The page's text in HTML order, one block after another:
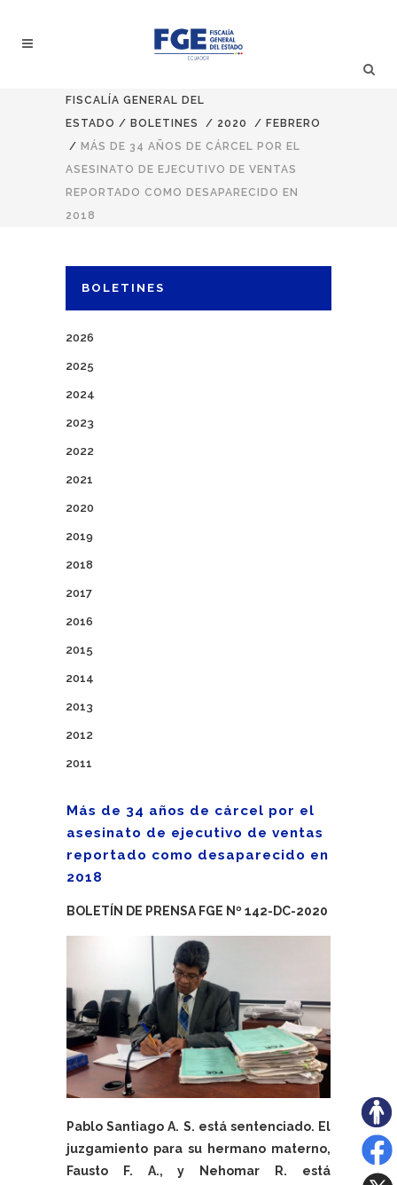
FISCALÍA GENERAL DEL
ESTADO / BOLETINES / 2020 / FEBRERO
/ MÁS DE 34 AÑOS DE CÁRCEL POR EL
ASESINATO DE EJECUTIVO DE VENTAS
REPORTADO COMO DESAPARECIDO EN
2018
BOLETINES
2026
2025
2024
2023
2022
2021
2020
2019
2018
2017
2016
2015
2014
2013
2012
2011
Más de 34 años de cárcel por el
asesinato de ejecutivo de ventas
reportado como desaparecido en
2018
BOLETÍN DE PRENSA FGE Nº 142-DC-2020
Pablo Santiago A. S. está sentenciado. El
juzgamiento para su hermano materno,
Fausto F. A., y Nehomar R. está